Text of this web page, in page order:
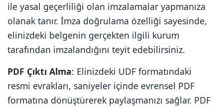
ile yasal geçerliliği olan imzalamalar yapmanıza
olanak tanır. İmza doğrulama özelliği sayesinde,
elinizdeki belgenin gerçekten ilgili kurum
tarafından imzalandığını teyit edebilirsiniz.
PDF Çıktı Alma: Elinizdeki UDF formatındaki
resmi evrakları, saniyeler içinde evrensel PDF
formatına dönüştürerek paylaşmanızı sağlar. PDF